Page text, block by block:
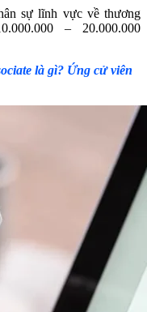
sự lĩnh vực về thương
– 20.000.000
là gì? Ứng cử viên